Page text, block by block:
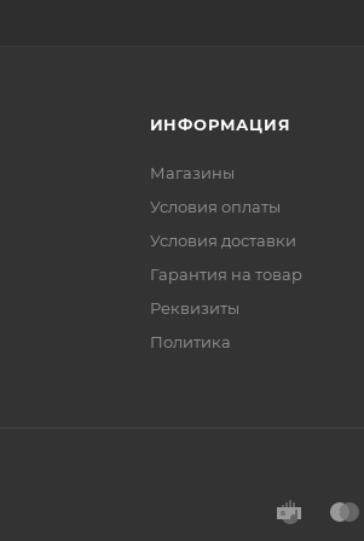
ИНФОРМАЦИЯ
Магазины
Условия оплаты
Условия доставки
Гарантия на товар
Реквизиты
Политика